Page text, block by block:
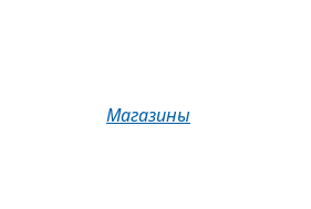
Магазины